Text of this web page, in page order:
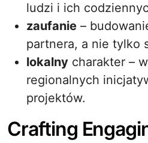
ludzi i ich
zaufanie –
partnera, a nie tylko
lokalny charakter –
regionalnych
projektów.
Crafting